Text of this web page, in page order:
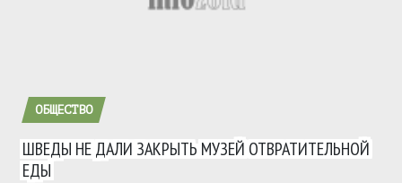
ОБЩЕСТВО
ШВЕДЫ НЕ ДАЛИ ЗАКРЫТЬ МУЗЕЙ ОТВРАТИТЕЛЬНОЙ
ЕДЫ